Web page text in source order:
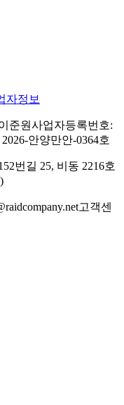
자정보
준원사업자등록번호:
안양만안-0364호
번길 25, 비동 2216호
고객센